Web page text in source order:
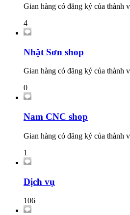
Gian hàng có đăng ký của thành
4
Nhật Sơn shop
Gian hàng có đăng ký của thành
0
Nam CNC shop
Gian hàng có đăng ký của thành
1
Dịch vụ
106